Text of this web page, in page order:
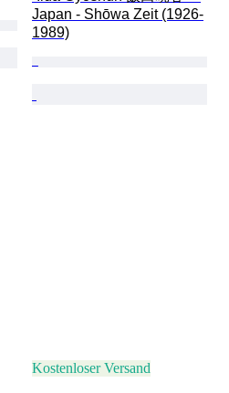
Japan - Shōwa Zeit (1926-
1989)
Kostenloser Versand